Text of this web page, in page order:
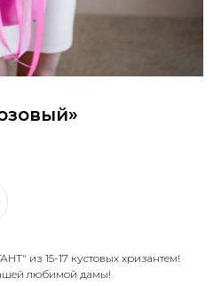
из 15-17 кустовых хризантем!
любимой дамы!